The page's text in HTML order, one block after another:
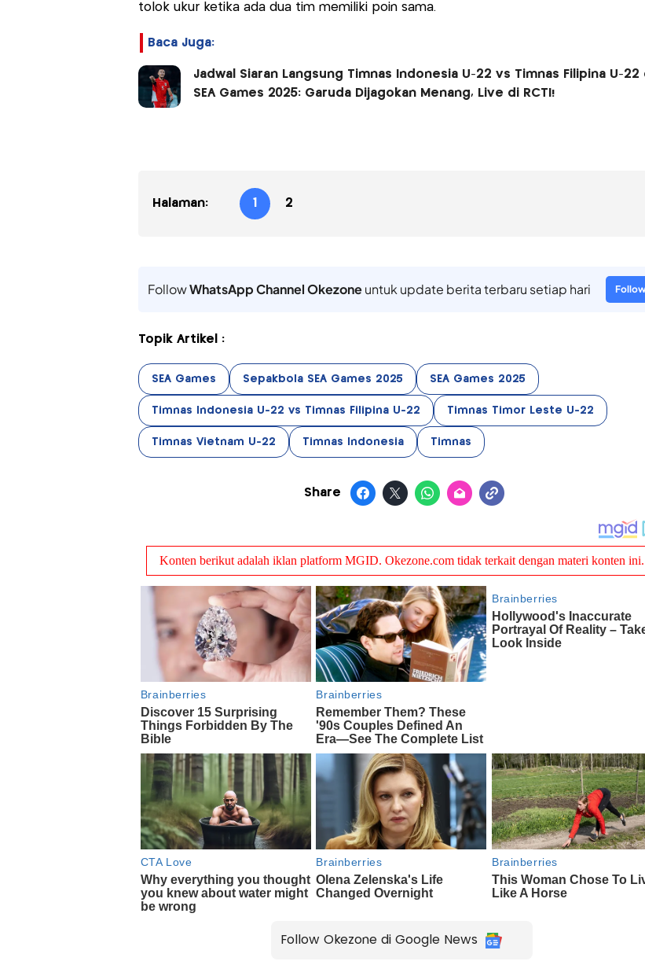
tolok ukur ketika ada dua tim memiliki poin sama.
Baca Juga:
Jadwal Siaran Langsung Timnas Indonesia U-22 vs Timnas Filipina U-22
SEA Games 2025: Garuda Dijagokan Menang, Live di RCTI!
Halaman: 1 2
FollowWhatsApp Channel Okezoneuntuk update berita terbaru setiap hari
Topik Artikel :
SEA Games Sepakbola SEA Games 2025 SEA Games 2025
Timnas Indonesia U-22 vs Timnas Filipina U-22 Timnas Timor Leste U-22
Timnas Vietnam U-22 Timnas Indonesia Timnas
Share
Follow Okezone di Google News